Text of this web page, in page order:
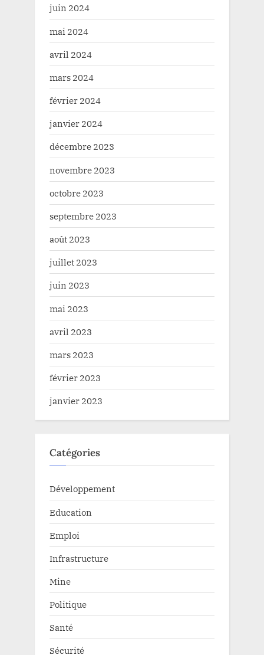
juin 2024
mai 2024
avril 2024
mars 2024
février 2024
janvier 2024
décembre 2023
novembre 2023
octobre 2023
septembre 2023
août 2023
juillet 2023
juin 2023
mai 2023
avril 2023
mars 2023
février 2023
janvier 2023
Catégories
Développement
Education
Emploi
Infrastructure
Mine
Politique
Santé
Sécurité